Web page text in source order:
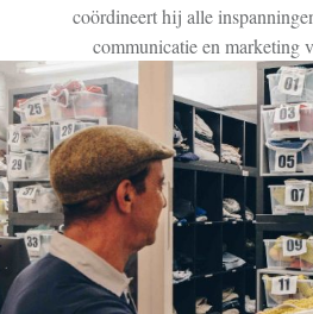
coördineert hij alle
communicatie en marketing